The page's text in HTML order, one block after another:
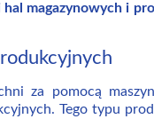
magazynowych i
za pomocą
Tego typu